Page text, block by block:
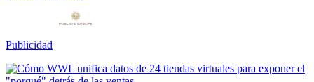
Publicidad